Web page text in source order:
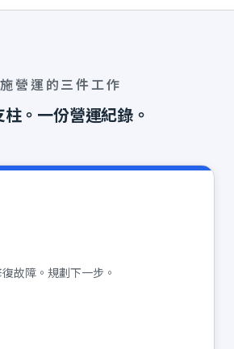
營運的三件工作
柱。一份營運紀錄。
故障。規劃下一步。